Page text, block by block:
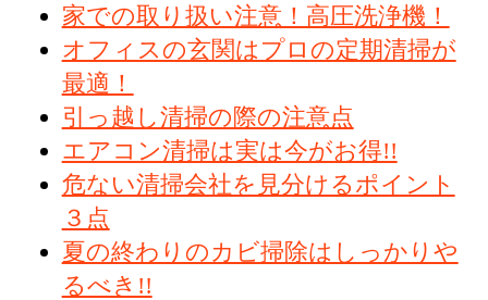
家での取り扱い注意！高圧洗浄機！
オフィスの玄関はプロの定期清掃が
最適！
引っ越し清掃の際の注意点
エアコン清掃は実は今がお得!!
危ない清掃会社を見分けるポイント
３点
夏の終わりのカビ掃除はしっかりや
るべき!!